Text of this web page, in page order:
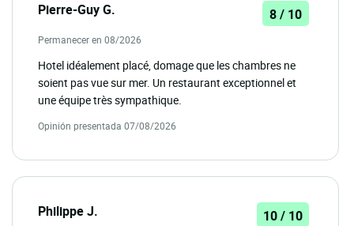
Pierre-Guy G. 8 / 10
Permanecer en 08/2026
Hotel idéalement placé, domage que les chambres ne
soient pas vue sur mer. Un restaurant exceptionnel et
une équipe très sympathique.
Opinión presentada 07/08/2026
Philippe J. 10 / 10